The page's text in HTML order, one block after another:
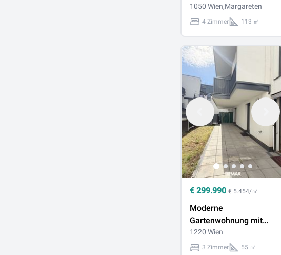
Loggien in attraktiver
Lage von Margareten
1050 Wien,Margareten
4 Zimmer 113 ㎡
€ 299.990 € 5.454/㎡
Moderne
Gartenwohnung mit
großzügiger Terrasse
1220 Wien
3 Zimmer 55 ㎡